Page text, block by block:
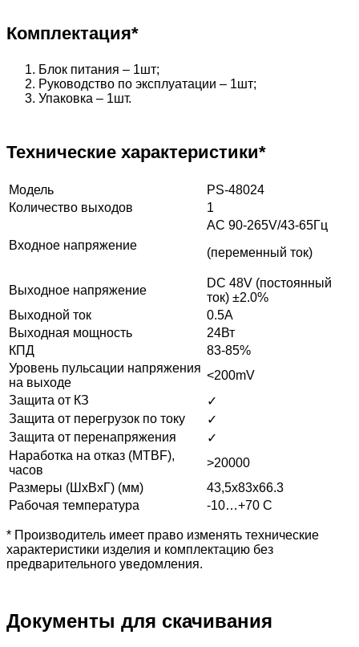
Комплектация*
Блок питания – 1шт;
Руководство по эксплуатации – 1шт;
Упаковка – 1шт.
Технические характеристики*
Модель
PS-48024
Количество выходов
1
Входное напряжение
AC 90-265V/43-65Гц
(переменный ток)
Выходное напряжение
DC 48V (постоянный
ток) ±2.0%
Выходной ток
0.5А
Выходная мощность
24Вт
КПД
83-85%
Уровень пульсации напряжения
на выходе
<200mV
Защита от КЗ
✓
Защита от перегрузок по току
✓
Защита от перенапряжения
✓
Наработка на отказ (MTBF),
часов
>20000
Размеры (ШхВхГ) (мм)
43,5x83x66.3
Рабочая температура
-10…+70 С
* Производитель имеет право изменять технические
характеристики изделия и комплектацию без
предварительного уведомления.
Документы для скачивания